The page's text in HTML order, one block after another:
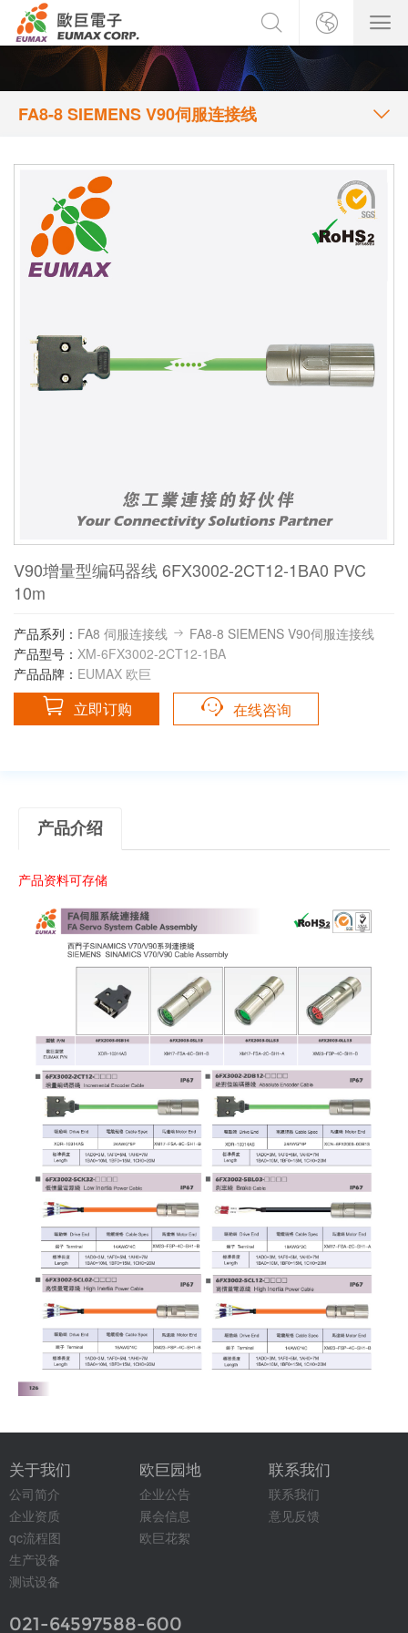
FA8-8 SIEMENS V90伺服连接线
V90增量型编码器线 6FX3002-2CT12-1BA0 PVC
10m
产品系列： FA8 伺服连接线
FA8-8 SIEMENS V90伺服连接线
产品型号： XM-6FX3002-2CT12-1BA
产品品牌： EUMAX 欧巨
立即订购 在线咨询
产品介绍
产品资料可存储
关于我们
公司简介
企业资质
qc流程图
生产设备
测试设备
欧巨园地
企业公告
展会信息
欧巨花絮
联系我们
联系我们
意见反馈
021-64597588-600